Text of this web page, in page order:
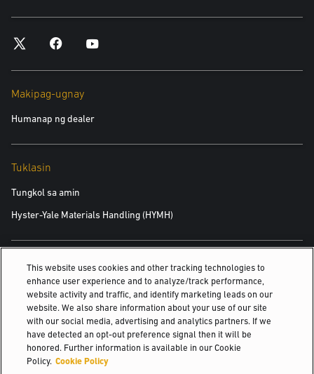
Makipag-ugnay
Humanap ng dealer
Tuklasin
Tungkol sa amin
Hyster-Yale Materials Handling (HYMH)
Mga Karera
Mga Karera
© 2026 Hyster-Yale Materials Handling, Inc., all rights reserved.
This website uses cookies and other tracking technologies to
enhance user experience and to analyze/track performance,
website activity and traffic, and identify marketing leads on our
website. We also share information about your use of our site
with our social media, advertising and analytics partners. If we
have detected an opt-out preference signal then it will be
honored. Further information is available in our Cookie
Policy. Cookie Policy